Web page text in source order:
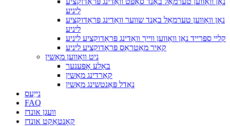
ליניע
נאָן וואָווען טערמאַל באָנד שווער וואַדינג פּראָדוקציע
ליניע
קליי ספּרייד נאַן וואָווען ווייך וואַדינג פּראָדוקציע ליניע
קאָיר מאַטראַס פּראָדוקציע ליניע
ניט וואָווען מאַשין
באַלע אָפּענער
קאַרדינג מאַשין
נאָדל פּאַנטשינג מאַשין
נייַעס
FAQ
וועגן אונדז
קאָנטאַקט אונדז